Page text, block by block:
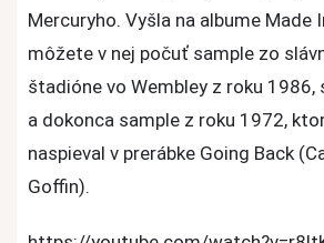
Mercuryho. Vyšla na albume Made
môžete v nej počuť sample zo
štadióne vo Wembley z roku
a dokonca sample z roku 1972,
naspieval v prerábke Going Back
Goffin).